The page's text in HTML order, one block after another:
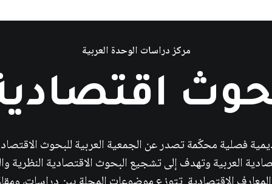
مركز دراسات الوحدة العربية
فصلية محكّمة تصدر عن الجمعية العربية للبحوث
الاقتصادية العربية وتهدف إلى تشجيع البحوث الاقتصادية